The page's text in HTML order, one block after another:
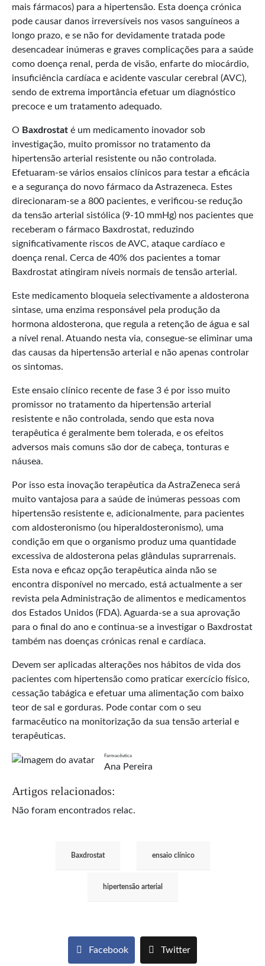
mais fármacos) para a hipertensão. Esta doença crónica
pode causar danos irreversíveis nos vasos sanguíneos a
longo prazo, e se não for devidamente tratada pode
desencadear inúmeras e graves complicações para a saúde
como doença renal, perda de visão, enfarte do miocárdio,
insuficiência cardíaca e acidente vascular cerebral (AVC),
sendo de extrema importância efetuar um diagnóstico
precoce e um tratamento adequado.
O Baxdrostat é um medicamento inovador sob
investigação, muito promissor no tratamento da
hipertensão arterial resistente ou não controlada.
Efetuaram-se vários ensaios clínicos para testar a eficácia
e a segurança do novo fármaco da Astrazeneca. Estes
direcionaram-se a 800 pacientes, e verificou-se redução
da tensão arterial sistólica (9-10 mmHg) nos pacientes que
receberam o fármaco Baxdrostat, reduzindo
significativamente riscos de AVC, ataque cardíaco e
doença renal. Cerca de 40% dos pacientes a tomar
Baxdrostat atingiram níveis normais de tensão arterial.
Este medicamento bloqueia selectivamente a aldosterona
sintase, uma enzima responsável pela produção da
hormona aldosterona, que regula a retenção de água e sal
a nível renal. Atuando nesta via, consegue-se eliminar uma
das causas da hipertensão arterial e não apenas controlar
os sintomas.
Este ensaio clínico recente de fase 3 é por isso muito
promissor no tratamento da hipertensão arterial
resistente e não controlada, sendo que esta nova
terapêutica é geralmente bem tolerada, e os efeitos
adversos mais comuns são dor de cabeça, tonturas e
náusea.
Por isso esta inovação terapêutica da AstraZeneca será
muito vantajosa para a saúde de inúmeras pessoas com
hipertensão resistente e, adicionalmente, para pacientes
com aldosteronismo (ou hiperaldosteronismo), uma
condição em que o organismo produz uma quantidade
excessiva de aldosterona pelas glândulas suprarrenais.
Esta nova e eficaz opção terapêutica ainda não se
encontra disponível no mercado, está actualmente a ser
revista pela Administração de alimentos e medicamentos
dos Estados Unidos (FDA). Aguarda-se a sua aprovação
para o final do ano e continua-se a investigar o Baxdrostat
também nas doenças crónicas renal e cardíaca.
Devem ser aplicadas alterações nos hábitos de vida dos
pacientes com hipertensão como praticar exercício físico,
cessação tabágica e efetuar uma alimentação com baixo
teor de sal e gorduras. Pode contar com o seu
farmacêutico na monitorização da sua tensão arterial e
terapêuticas.
Farmacêutica
Ana Pereira
Artigos relacionados:
Não foram encontrados relac.
Baxdrostat ensaio clínico
hipertensão arterial
Facebook Twitter